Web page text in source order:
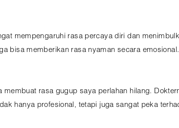
mempengaruhi rasa percaya diri dan
bisa memberikan rasa nyaman secara
rasa gugup saya perlahan hilang.
hanya profesional, tetapi juga sangat peka